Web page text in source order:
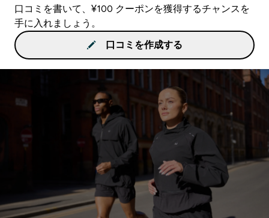
口コミを書いて、¥100 クーポンを獲得するチャンスを
手に入れましょう。
口コミを作成する